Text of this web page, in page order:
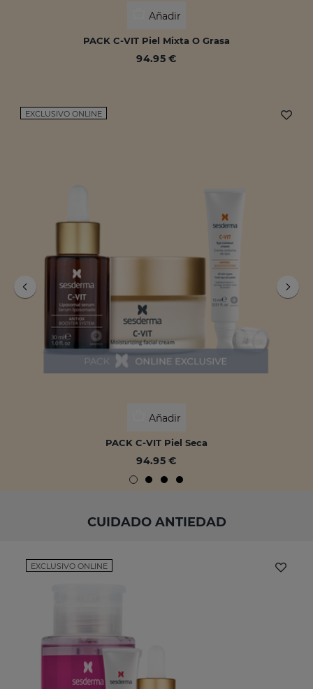
Añadir
PACK C-VIT Piel Mixta O Grasa
94.95 €
EXCLUSIVO ONLINE
Añadir
PACK C-VIT Piel Seca
94.95 €
CUIDADO ANTIEDAD
EXCLUSIVO ONLINE